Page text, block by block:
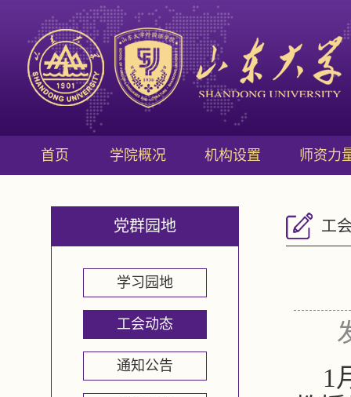
首页 学院概况 机构设置 师资力
党群园地
学习园地
工会动态
通知公告
工
1